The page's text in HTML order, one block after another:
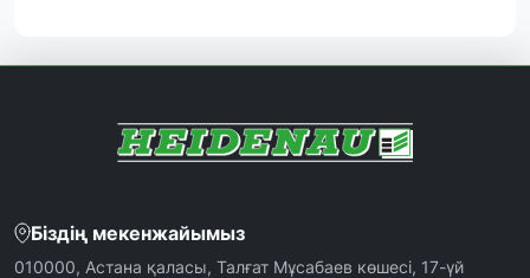
Біздің мекенжайымыз
010000, Астана қаласы, Талғат Мұсабаев көшесі, 17-үй